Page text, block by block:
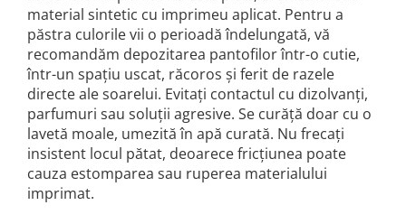
material sintetic cu imprimeu aplicat. Pentru a
păstra culorile vii o perioadă îndelungată, vă
recomandăm depozitarea pantofilor într-o cutie,
într-un spațiu uscat, răcoros și ferit de razele
directe ale soarelui. Evitați contactul cu dizolvanți,
parfumuri sau soluții agresive. Se curăță doar cu o
lavetă moale, umezită în apă curată. Nu frecați
insistent locul pătat, deoarece fricțiunea poate
cauza estomparea sau ruperea materialului
imprimat.